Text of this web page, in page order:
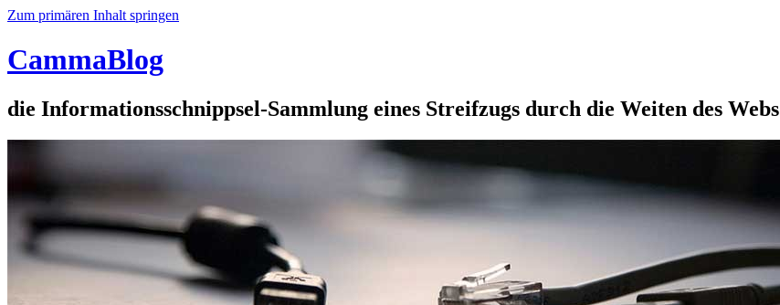
Zum primären Inhalt springen
CammaBlog
die Informationsschnippsel-Sammlung eines Streifzugs durch die Weiten des Webs